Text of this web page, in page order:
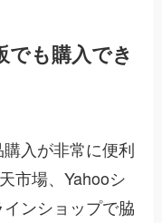
も購入でき
入が非常に便利
市場、Yahooシ
ンショップで脇